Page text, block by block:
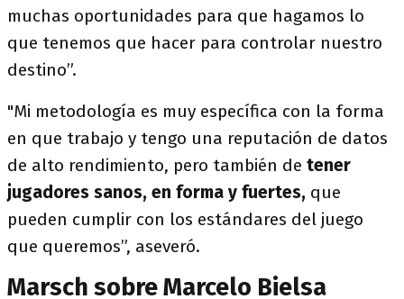
muchas oportunidades para que hagamos lo
que tenemos que hacer para controlar nuestro
destino”.
"Mi metodología es muy específica con la forma
en que trabajo y tengo una reputación de datos
de alto rendimiento, pero también de tener
jugadores sanos, en forma y fuertes, que
pueden cumplir con los estándares del juego
que queremos”, aseveró.
Marsch sobre Marcelo Bielsa